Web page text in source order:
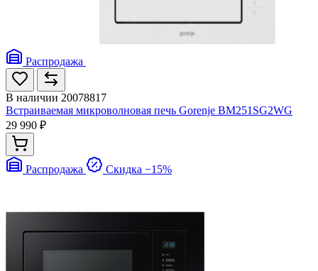
Распродажа
В наличии 20078817
Встраиваемая микроволновая печь Gorenje BM251SG2WG
29 990 ₽
Распродажа Скидка −15%